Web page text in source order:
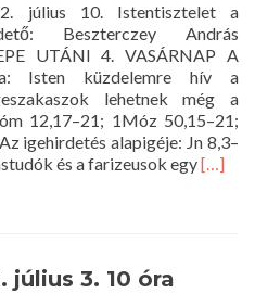
július 10. Istentisztelet a
Beszterczey András
UTÁNI 4. VASÁRNAP A
Isten küzdelemre hív a
lehetnek még a
12,17–21; 1Móz 50,15–21;
igehirdetés alapigéje: Jn 8,3–
és a farizeusok egyRead
[…]
3. 10 óra